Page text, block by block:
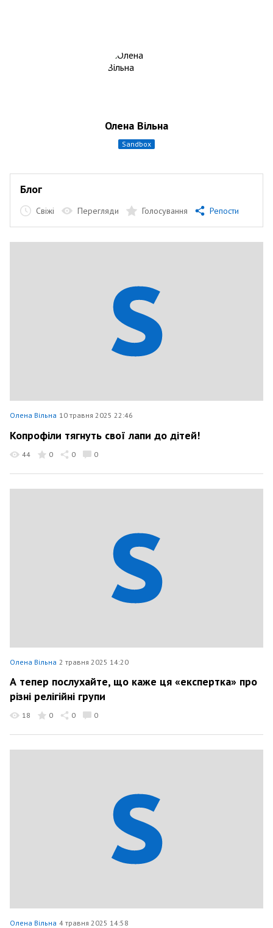
Олена Вільна
sandbox
Блог
Свіжі Перегляди Голосування Репости
Олена Вільна 10 травня 2025 22:46
Копрофіли тягнуть свої лапи до дітей!
44 0 0 0
Олена Вільна 2 травня 2025 14:20
А тепер послухайте, що каже ця «експертка» про
різні релігійні групи
18 0 0 0
Олена Вільна 4 травня 2025 14:58